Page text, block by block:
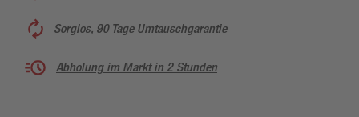
Sorglos, 90 Tage Umtauschgarantie
Abholung im Markt in 2 Stunden